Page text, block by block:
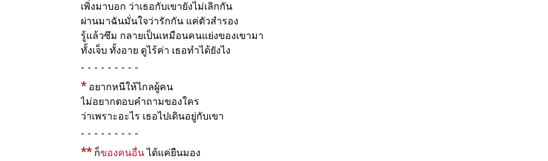
เพิ่งมาบอก ว่าเธอกับเขายังไม่เลิกกัน
ผ่านมาฉันมั่นใจว่ารักกัน แค่ตัวสำรอง
รู้แล้วซึม กลายเป็นเหมือนคนแย่งของเขามา
ทั้งเจ็บ ทั้งอาย ดูไร้ค่า เธอทำได้ยังไง
-
* อยากหนีให้ไกลผู้คน
ไม่อยากตอบคำถามของใคร
ว่าเพราะอะไร เธอไปเดินอยู่กับเขา
-
** ก็ของคนอื่นได้แค่ยืนมอง